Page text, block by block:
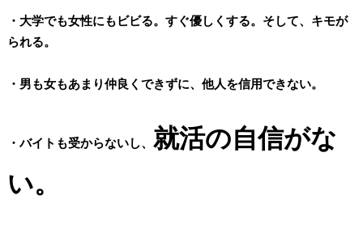
・大学でも女性にもビビる。すぐ優しくする。そして、キモが
られる。
・男も女もあまり仲良くできずに、他人を信用できない。
・バイトも受からないし、 就活の自信がな
い。